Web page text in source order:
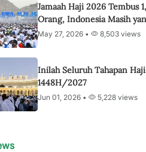
Jamaah Haji 2026 Tembus
Orang, Indonesia Masih
May 27, 2026 • 8,503 views
Inilah Seluruh Tahapan Haji
1448H/2027
Jun 01, 2026 • 5,228 views